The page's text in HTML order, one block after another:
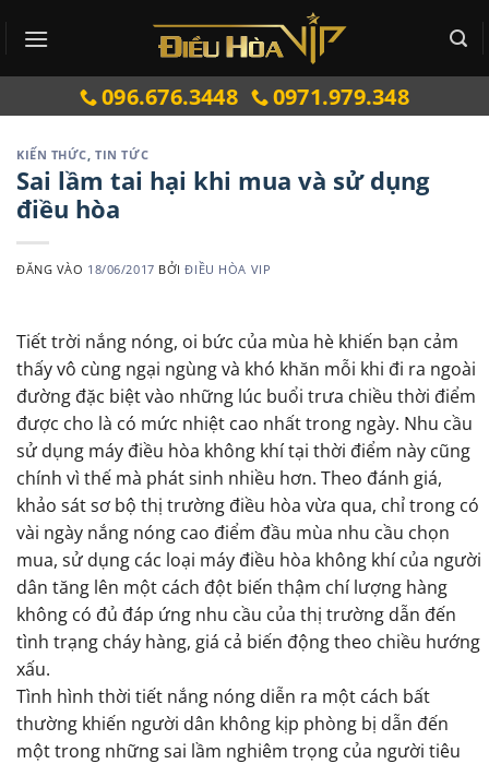
qua
096.676.3448 0971.979.348
KIẾN THỨC,TIN TỨC
Sai lầm tai hại khi mua và sử dụng
điều hòa
ĐĂNG VÀO 18/06/2017 BỞIĐIỀU HÒA VIP
Tiết trời nắng nóng, oi bức của mùa hè khiến bạn cảm
thấy vô cùng ngại ngùng và khó khăn mỗi khi đi ra ngoài
đường đặc biệt vào những lúc buổi trưa chiều thời điểm
được cho là có mức nhiệt cao nhất trong ngày. Nhu cầu
sử dụng máy điều hòa không khí tại thời điểm này cũng
chính vì thế mà phát sinh nhiều hơn. Theo đánh giá,
khảo sát sơ bộ thị trường điều hòa vừa qua, chỉ trong có
vài ngày nắng nóng cao điểm đầu mùa nhu cầu chọn
mua, sử dụng các loại máy điều hòa không khí của người
dân tăng lên một cách đột biến thậm chí lượng hàng
không có đủ đáp ứng nhu cầu của thị trường dẫn đến
tình trạng cháy hàng, giá cả biến động theo chiều hướng
xấu.
Tình hình thời tiết nắng nóng diễn ra một cách bất
thường khiến người dân không kịp phòng bị dẫn đến
một trong những sai lầm nghiêm trọng của người tiêu